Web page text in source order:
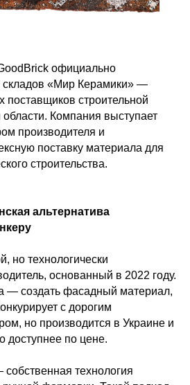
официально
складов «Мир Керамики» —
поставщиков строительной
Компания выступает
производителя и
поставку материала для
строительства.
альтернатива
но технологически
основанный в 2022 году.
— создать фасадный материал,
с дорогим
но производится в Украине и
доступнее по цене.
технология